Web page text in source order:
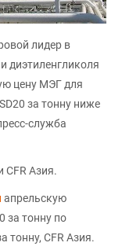
лидер в
диэтиленгликоля
цену МЭГ для
за тонну ниже
служба
CFR Азия.
апрельскую
за тонну по
тонну, CFR Азия.